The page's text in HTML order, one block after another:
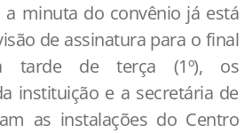
a minuta do convênio já está
de assinatura para o final
tarde de terça (1º), os
instituição e a secretária de
as instalações do Centro